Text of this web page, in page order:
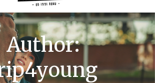
Author: